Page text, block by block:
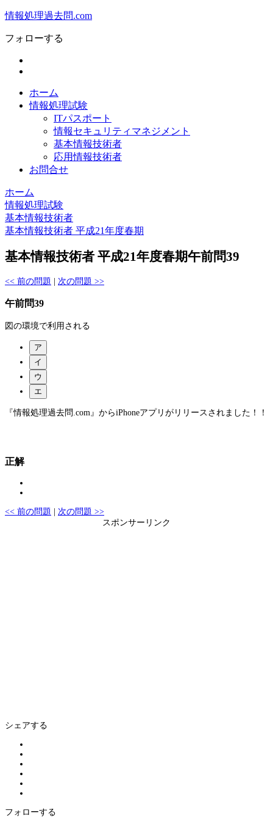
情報処理過去問.com
フォローする
ホーム
情報処理試験
ITパスポート
情報セキュリティマネジメント
基本情報技術者
応用情報技術者
お問合せ
ホーム
情報処理試験
基本情報技術者
基本情報技術者 平成21年度春期
基本情報技術者 平成21年度春期午前問39
<< 前の問題 次の問題 >>
午前問39
図の環境で利用される
ア
イ
ウ
エ
『情報処理過去問.com』からiPhoneアプリがリリースされました！！
正解
<< 前の問題
次の問題 >>
スポンサーリンク
シェアする
フォローする